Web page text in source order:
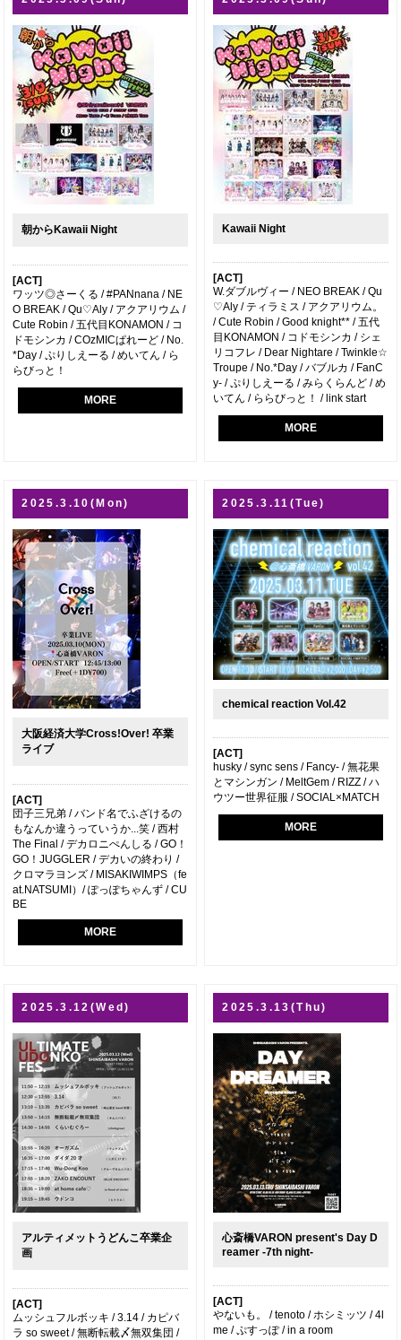
朝からKawaii Night
[ACT]
ワッツ◎さーくる / #PANnana / NE
O BREAK / Qu♡Aly / アクアリウム /
Cute Robin / 五代目KONAMON / コ
ドモシンカ / COzMICぱれーど / No.
*Day / ぷりしえーる / めいてん / ら
らびっと！
MORE
Kawaii Night
[ACT]
W.ダブルヴィー / NEO BREAK / Qu
♡Aly / ティラミス / アクアリウム。
/ Cute Robin / Good knight** / 五代
目KONAMON / コドモシンカ / シェ
リコフレ / Dear Nightare / Twinkle☆
Troupe / No.*Day / バブルカ / FanC
y- / ぷりしえーる / みらくらんど / め
いてん / ららびっと！ / link start
MORE
2025.3.10(Mon)
大阪経済大学Cross!Over! 卒業
ライブ
[ACT]
団子三兄弟 / バンド名でふざけるの
もなんか違うっていうか...笑 / 西村
The Final / デカロニぺんしる / GO！
GO！JUGGLER / デカいの終わり /
クロマラヨンズ / MISAKIWIMPS（fe
at.NATSUMI）/ ぽっぽちゃんず / CU
BE
MORE
2025.3.11(Tue)
chemical reaction Vol.42
[ACT]
husky / sync sens / Fancy- / 無花果
とマシンガン / MeltGem / RIZZ / ハ
ウツー世界征服 / SOCIAL×MATCH
MORE
2025.3.12(Wed)
アルティメットうどんこ卒業企
画
[ACT]
ムッシュフルボッキ / 3.14 / カピバ
ラ so sweet / 無断転載〆無双集団 /
2025.3.13(Thu)
心斎橋VARON present's Day D
reamer -7th night-
[ACT]
やないも。 / tenoto / ホシミッツ / 4l
me / ぷすっぽ / in a room